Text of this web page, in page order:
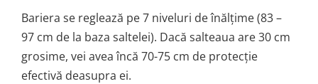
Bariera se reglează pe 7 niveluri de înălțime (83 –
97 cm de la baza saltelei). Dacă salteaua are 30 cm
grosime, vei avea încă 70-75 cm de protecție
efectivă deasupra ei.